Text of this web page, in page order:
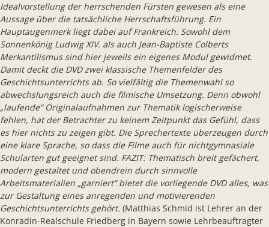
Idealvorstellung der herrschenden Fürsten gewesen als eine
Aussage über die tatsächliche Herrschaftsführung. Ein
Hauptaugenmerk liegt dabei auf Frankreich. Sowohl dem
Sonnenkönig Ludwig XIV. als auch Jean-Baptiste Colberts
Merkantilismus sind hier jeweils ein eigenes Modul gewidmet.
Damit deckt die DVD zwei klassische Themenfelder des
Geschichtsunterrichts ab. So vielfältig die Themenwahl so
abwechslungsreich auch die filmische Umsetzung. Denn obwohl
„laufende“ Originalaufnahmen zur Thematik logischerweise
fehlen, hat der Betrachter zu keinem Zeitpunkt das Gefühl, dass
es hier nichts zu zeigen gibt. Die Sprechertexte überzeugen durch
eine klare Sprache, so dass die Filme auch für nichtgymnasiale
Schularten gut geeignet sind. FAZIT: Thematisch breit gefächert,
modern gestaltet und obendrein durch sinnvolle
Arbeitsmaterialien „garniert“ bietet die vorliegende DVD alles, was
zur Gestaltung eines anregenden und motivierenden
Geschichtsunterrichts gehört. (Matthias Schmid ist Lehrer an der
Konradin-Realschule Friedberg in Bayern sowie Lehrbeauftragter